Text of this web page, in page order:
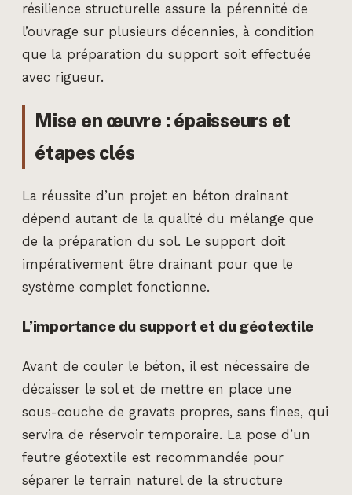
résilience structurelle assure la pérennité de
l’ouvrage sur plusieurs décennies, à condition
que la préparation du support soit effectuée
avec rigueur.
Mise en œuvre : épaisseurs et
étapes clés
La réussite d’un projet en béton drainant
dépend autant de la qualité du mélange que
de la préparation du sol. Le support doit
impérativement être drainant pour que le
système complet fonctionne.
L’importance du support et du géotextile
Avant de couler le béton, il est nécessaire de
décaisser le sol et de mettre en place une
sous-couche de gravats propres, sans fines, qui
servira de réservoir temporaire. La pose d’un
feutre géotextile est recommandée pour
séparer le terrain naturel de la structure